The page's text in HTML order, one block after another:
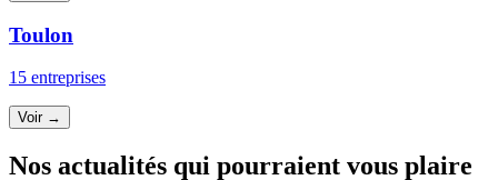
Toulon
15 entreprises
Voir →
Nos actualités qui pourraient vous plaire